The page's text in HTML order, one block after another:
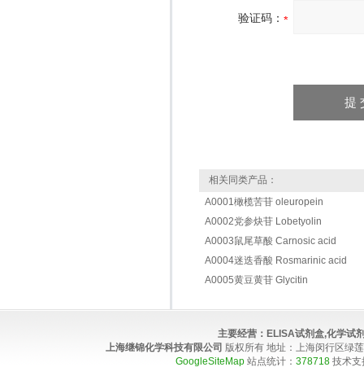
验证码：
相关同类产品：
A0001橄榄苦苷 oleuropein
A0002党参炔苷 Lobetyolin
A0003鼠尾草酸 Carnosic acid
A0004迷迭香酸 Rosmarinic acid
A0005黄豆黄苷 Glycitin
主要经营： ELISA试剂盒,化学试
上海继锦化学科技有限公司 版权所有 地址：上海闵行区绿
GoogleSiteMap 站点统计： 378718 技术支